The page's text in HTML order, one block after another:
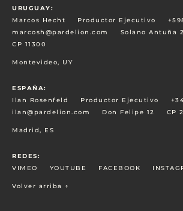
URUGUAY:
Marcos Hecht
Productor Ejecutivo
marcosh@pardelion.com
Solano Antuña
CP 11300
Montevideo, UY
ESPAÑA:
Ilan Rosenfeld
Productor Ejecutivo
ilan@pardelion.com
Don Felipe 12 CP
Madrid, ES
REDES:
VIMEO
YOUTUBE FACEBOOK
Volver arriba ↑